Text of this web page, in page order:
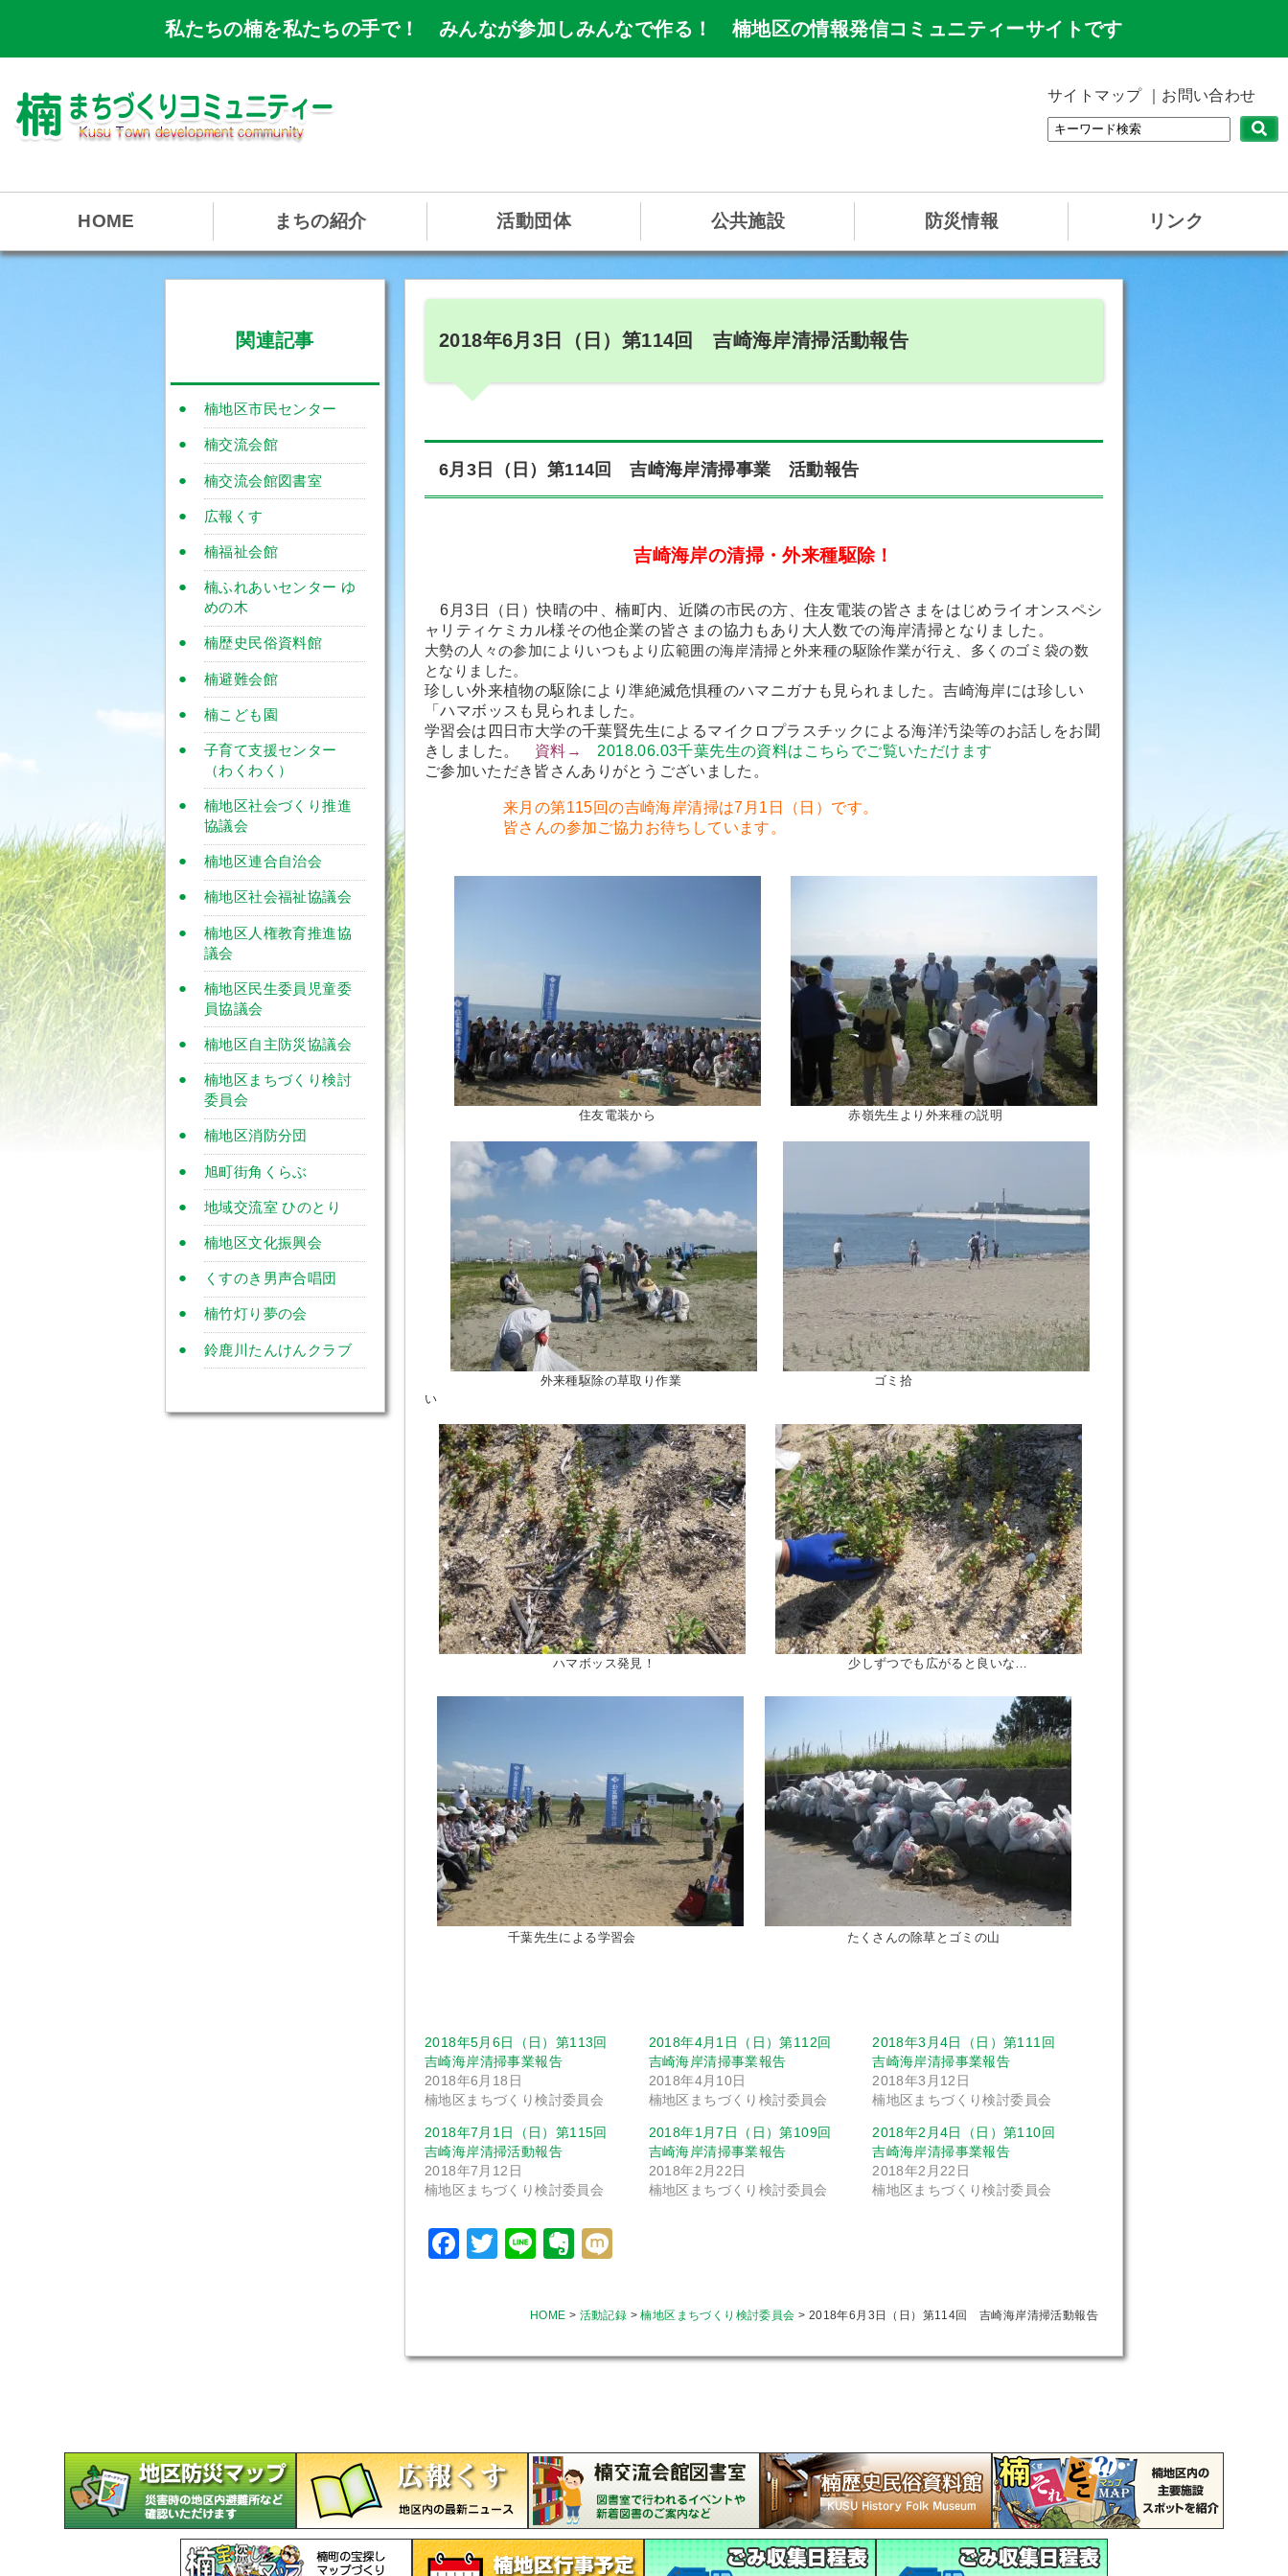
私たちの楠を私たちの手で！ みんなが参加しみんなで作る！ 楠地区の情報発信コミュニティーサイトです
サイトマップ お問い合わせ
HOME まちの紹介 活動団体 公共施設 防災情報 リンク
2018年6月3日（日）第114回 吉崎海岸清掃活動報告
6月3日（日）第114回 吉崎海岸清掃事業 活動報告
吉崎海岸の清掃・外来種駆除！
6月3日（日）快晴の中、楠町内、近隣の市民の方、住友電装の皆さまをはじめライオンスペシ
ャリティケミカル様その他企業の皆さまの協力もあり大人数での海岸清掃となりました。
大勢の人々の参加によりいつもより広範囲の海岸清掃と外来種の駆除作業が行え、多くのゴミ袋の数
となりました。
珍しい外来植物の駆除により準絶滅危惧種のハマニガナも見られました。吉崎海岸には珍しい
「ハマボッスも見られました。
学習会は四日市大学の千葉賢先生によるマイクロプラスチックによる海洋汚染等のお話しをお聞
きしました。 資料→ 2018.06.03千葉先生の資料はこちらでご覧いただけます
ご参加いただき皆さんありがとうございました。
来月の第115回の吉崎海岸清掃は7月1日（日）です。
皆さんの参加ご協力お待ちしています。
住友電装から 赤嶺先生より外来種の説明
外来種駆除の草取り作業 ゴミ拾
い
ハマボッス発見！ 少しずつでも広がると良いな…
千葉先生による学習会 たくさんの除草とゴミの山
2018年5月6日（日）第113回
吉崎海岸清掃事業報告
2018年6月18日
楠地区まちづくり検討委員会
2018年4月1日（日）第112回
吉崎海岸清掃事業報告
2018年4月10日
楠地区まちづくり検討委員会
2018年3月4日（日）第111回
吉崎海岸清掃事業報告
2018年3月12日
楠地区まちづくり検討委員会
2018年7月1日（日）第115回
吉崎海岸清掃活動報告
2018年7月12日
楠地区まちづくり検討委員会
2018年1月7日（日）第109回
吉崎海岸清掃事業報告
2018年2月22日
楠地区まちづくり検討委員会
2018年2月4日（日）第110回
吉崎海岸清掃事業報告
2018年2月22日
楠地区まちづくり検討委員会
Facebook
Twitter
LineEvernote
HOME > 活動記録 >楠地区まちづくり検討委員会 > 2018年6月3日（日）第114回 吉崎海岸清掃活動報告
関連記事
楠地区市民センター
楠交流会館
楠交流会館図書室
広報くす
楠福祉会館
楠ふれあいセンター ゆ
めの木
楠歴史民俗資料館
楠避難会館
楠こども園
子育て支援センター
（わくわく）
楠地区社会づくり推進
協議会
楠地区連合自治会
楠地区社会福祉協議会
楠地区人権教育推進協
議会
楠地区民生委員児童委
員協議会
楠地区自主防災協議会
楠地区まちづくり検討
委員会
楠地区消防分団
旭町街角くらぶ
地域交流室 ひのとり
楠地区文化振興会
くすのき男声合唱団
楠竹灯り夢の会
鈴鹿川たんけんクラブ